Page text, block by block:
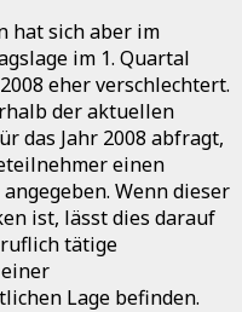
hat sich aber im
im 1. Quartal
eher verschlechtert.
der aktuellen
das Jahr 2008 abfragt,
einen
Wenn dieser
ist, lässt dies darauf
tätige
Lage befinden.